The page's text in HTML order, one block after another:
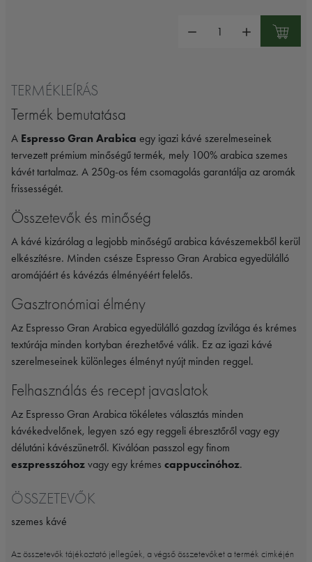
TERMÉKLEÍRÁS
Termék bemutatása
A Espresso Gran Arabica egy igazi kávé szerelmeseinek
tervezett prémium minőségű termék, mely 100% arabica szemes
kávét tartalmaz. A 250g-os fém csomagolás garantálja az aromák
frissességét.
Összetevők és minőség
A kávé kizárólag a legjobb minőségű arabica kávészemekből kerül
elkészítésre. Minden csésze Espresso Gran Arabica egyedülálló
aromájáért és kávézás élményéért felelős.
Gasztronómiai élmény
Az Espresso Gran Arabica egyedülálló gazdag ízvilága és krémes
textúrája minden kortyban érezhetővé válik. Ez az igazi kávé
szerelmeseinek különleges élményt nyújt minden reggel.
Felhasználás és recept javaslatok
Az Espresso Gran Arabica tökéletes választás minden
kávékedvelőnek, legyen szó egy reggeli ébresztőről vagy egy
délutáni kávészünetről. Kiválóan passzol egy finom
eszpresszóhoz vagy egy krémes cappuccinóhoz.
ÖSSZETEVŐK
szemes kávé
Az összetevők tájékoztató jellegűek, a végső összetevőket a termék cimkéjén